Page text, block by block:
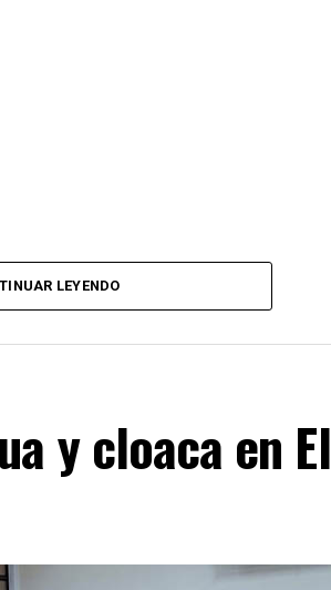
LEYENDO
y cloaca en El